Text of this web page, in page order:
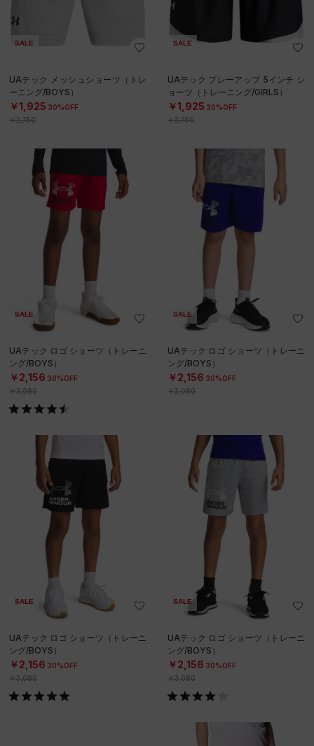
SALE
UAテック メッシュショーツ（トレ
ーニング/BOYS）
￥1,925 30%OFF
￥2,750
SALE
UAテック プレーアップ 5インチ シ
ョーツ（トレーニング/GIRLS）
￥1,925 30%OFF
￥2,750
SALE
UAテック ロゴ ショーツ（トレーニ
ング/BOYS）
￥2,156 30%OFF
￥3,080
SALE
UAテック ロゴ ショーツ（トレーニ
ング/BOYS）
￥2,156 30%OFF
￥3,080
SALE
UAテック ロゴ ショーツ（トレーニ
ング/BOYS）
￥2,156 30%OFF
￥3,080
SALE
UAテック ロゴ ショーツ（トレーニ
ング/BOYS）
￥2,156 30%OFF
￥3,080